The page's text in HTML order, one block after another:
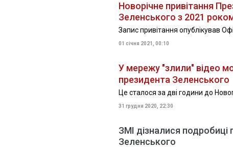
Новорічне привітання
Зеленського з 2021
Запис привітання опублікував
01 січня 2021, 00:10
У мережу "злили" відео
президента Зеленського
Це сталося за дві години до
31 грудня 2020, 22:30
ЗМІ дізналися подробиці
Зеленського